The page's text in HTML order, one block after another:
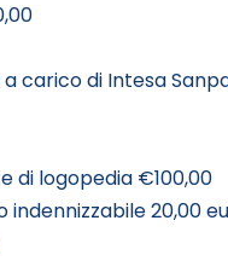
carico di Intesa
di logopedia €100,00
20,00